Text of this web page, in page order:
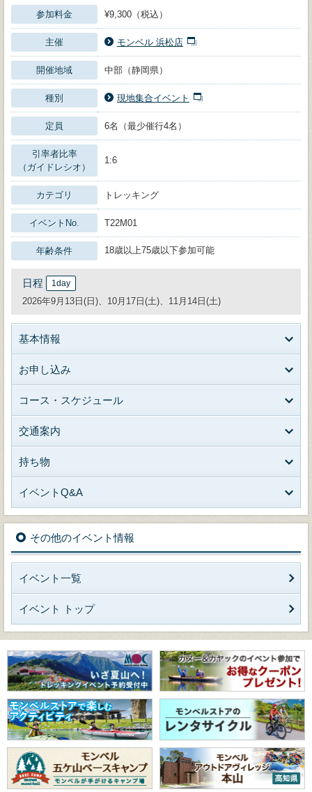
参加料金 ¥9,300（税込）
主催 モンベル 浜松店
開催地域 中部（静岡県）
種別 現地集合イベント
定員 6名（最少催行4名）
引率者比率
（ガイドレシオ）
1:6
カテゴリ トレッキング
イベントNo. T22M01
年齢条件 18歳以上75歳以下参加可能
日程 1day
2026年9月13日(日)、10月17日(土)、11月14日(土)
基本情報
お申し込み
コース・スケジュール
交通案内
持ち物
イベントQ&A
その他のイベント情報
イベント一覧
イベント トップ